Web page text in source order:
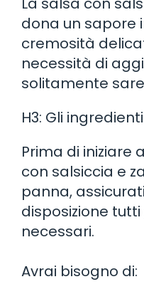
dona un sapore
cremosità
necessità di
solitamente
H3: Gli
Prima di iniziare
con salsiccia e
panna,
disposizione
necessari.
Avrai bisogno di: